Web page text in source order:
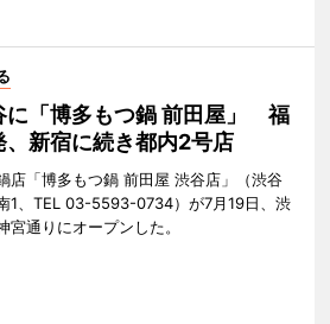
に「博多もつ鍋 前田屋」 福
、新宿に続き都内2号店
店「博多もつ鍋 前田屋 渋谷店」（渋谷
1、TEL 03-5593-0734）が7月19日、渋
宮通りにオープンした。